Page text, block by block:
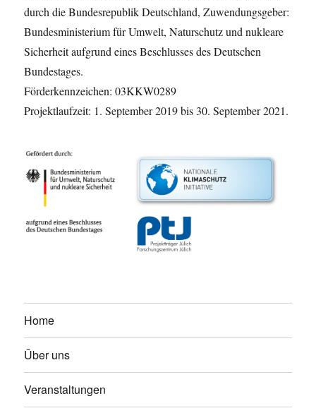
durch die Bundesrepublik Deutschland, Zuwendungsgeber:
Bundesministerium für Umwelt, Naturschutz und nukleare
Sicherheit aufgrund eines Beschlusses des Deutschen
Bundestages.
Förderkennzeichen: 03KKW0289
Projektlaufzeit: 1. September 2019 bis 30. September 2021.
Home
Über uns
Veranstaltungen